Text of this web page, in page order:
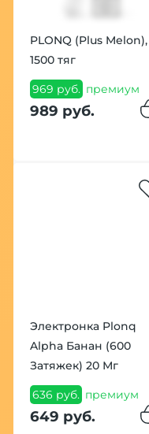
PLONQ (Plus Melon),
1500 тяг
969 руб. премиум
989 руб.
Электронка Plonq
Alpha Банан (600
Затяжек) 20 Мг
636 руб. премиум
649 руб.